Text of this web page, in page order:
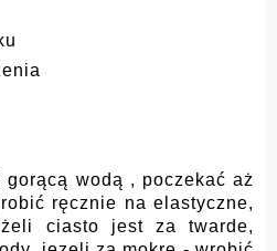
wodą , poczekać aż
ręcznie na elastyczne,
ciasto jest za twarde,